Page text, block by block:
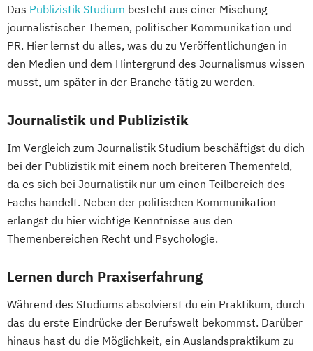
Das Publizistik Studium besteht aus einer Mischung
journalistischer Themen, politischer Kommunikation und
PR. Hier lernst du alles, was du zu Veröffentlichungen in
den Medien und dem Hintergrund des Journalismus wissen
musst, um später in der Branche tätig zu werden.
Journalistik und Publizistik
Im Vergleich zum Journalistik Studium beschäftigst du dich
bei der Publizistik mit einem noch breiteren Themenfeld,
da es sich bei Journalistik nur um einen Teilbereich des
Fachs handelt. Neben der politischen Kommunikation
erlangst du hier wichtige Kenntnisse aus den
Themenbereichen Recht und Psychologie.
Lernen durch Praxiserfahrung
Während des Studiums absolvierst du ein Praktikum, durch
das du erste Eindrücke der Berufswelt bekommst. Darüber
hinaus hast du die Möglichkeit, ein Auslandspraktikum zu